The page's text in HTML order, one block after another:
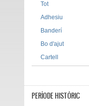
Tot
Adhesiu
Banderí
Bo d'ajut
Cartell
PERÍODE HISTÒRIC